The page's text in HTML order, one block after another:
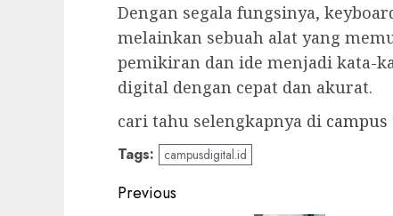
Dengan segala fungsinya,
melainkan sebuah alat yang
pemikiran dan ide menjadi kata-
digital dengan cepat dan akurat.
cari tahu selengkapnya di
Tags: campusdigital.id
Post
Previous